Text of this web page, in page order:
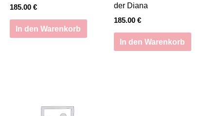
185.00 €
In den Warenkorb
der Diana
185.00 €
In den Warenkorb